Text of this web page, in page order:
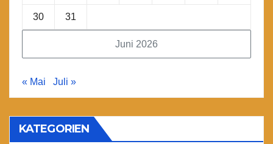
Juni 2026
30 31
« Mai Juli »
KATEGORIEN